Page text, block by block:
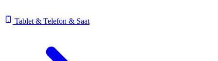
Tablet & Telefon & Saat